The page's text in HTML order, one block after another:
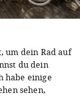
um dein Rad auf
du dein
habe einige
sehen,